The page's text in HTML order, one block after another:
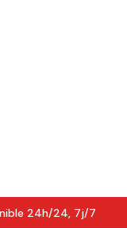
24h/24, 7j/7